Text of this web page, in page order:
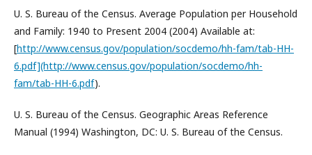
U. S. Bureau of the Census. Average Population per Household
and Family: 1940 to Present 2004 (2004) Available at:
[http://www.census.gov/population/socdemo/hh-fam/tab-HH-
6.pdf](http://www.census.gov/population/socdemo/hh-
fam/tab-HH-6.pdf).
U. S. Bureau of the Census. Geographic Areas Reference
Manual (1994) Washington, DC: U. S. Bureau of the Census.